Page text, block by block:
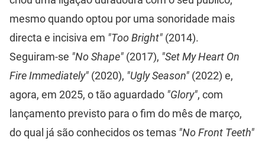
mesmo quando optou por uma sonoridade mais
directa e incisiva em "Too Bright" (2014).
Seguiram-se "No Shape" (2017), "Set My Heart On
Fire Immediately" (2020), "Ugly Season" (2022) e,
agora, em 2025, o tão aguardado "Glory", com
lançamento previsto para o fim do mês de março,
do qual já são conhecidos os temas "No Front Teeth"